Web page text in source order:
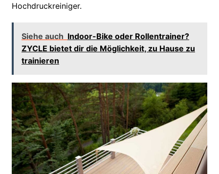
Hochdruckreiniger.
Siehe auch Indoor-Bike oder Rollentrainer?
ZYCLE bietet dir die Möglichkeit, zu Hause zu
trainieren